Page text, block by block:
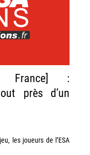
France] :
près d’un
les joueurs de l’ESA